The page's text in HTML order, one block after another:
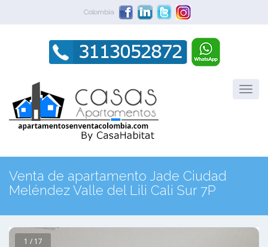
Colombia
Venta de apartamento Jade Ciudad
Meléndez Valle del Lili Cali Sur 7P
1 / 17